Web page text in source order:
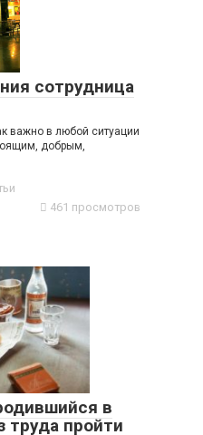
сотрудница
важно в любой ситуации
добрым,
461 просмотров
в
пройти